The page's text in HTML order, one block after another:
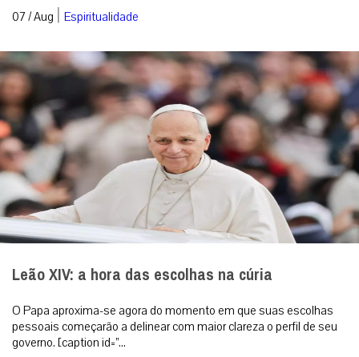
07 / Aug | Espiritualidade
Leão XIV: a hora das escolhas na cúria
O Papa aproxima-se agora do momento em que suas escolhas
pessoais começarão a delinear com maior clareza o perfil de seu
governo. [caption id=”...